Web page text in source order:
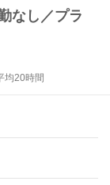
なし／プラ
均20時間